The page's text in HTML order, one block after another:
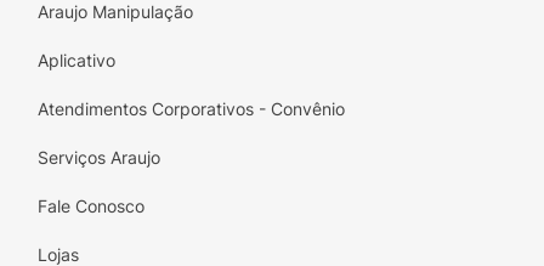
Araujo Manipulação
Aplicativo
Atendimentos Corporativos - Convênio
Serviços Araujo
Fale Conosco
Lojas